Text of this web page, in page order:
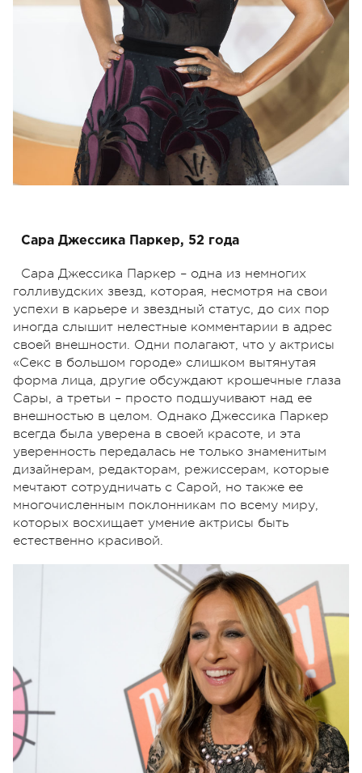
Сара Джессика Паркер, 52 года
Сара Джессика Паркер – одна из немногих
голливудских звезд, которая, несмотря на свои
успехи в карьере и звездный статус, до сих пор
иногда слышит нелестные комментарии в адрес
своей внешности. Одни полагают, что у актрисы
«Секс в большом городе» слишком вытянутая
форма лица, другие обсуждают крошечные глаза
Сары, а третьи – просто подшучивают над ее
внешностью в целом. Однако Джессика Паркер
всегда была уверена в своей красоте, и эта
уверенность передалась не только знаменитым
дизайнерам, редакторам, режиссерам, которые
мечтают сотрудничать с Сарой, но также ее
многочисленным поклонникам по всему миру,
которых восхищает умение актрисы быть
естественно красивой.